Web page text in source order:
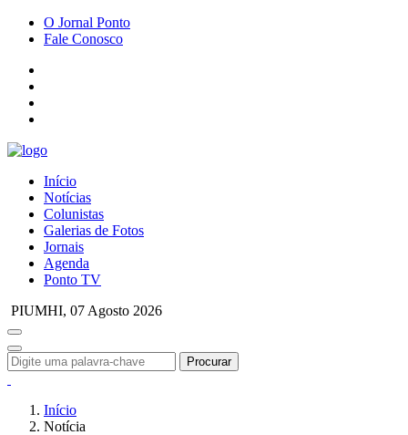
O Jornal Ponto
Fale Conosco
Início
Notícias
Colunistas
Galerias de Fotos
Jornais
Agenda
Ponto TV
PIUMHI, 07 Agosto 2026
Procurar
Início
Notícia